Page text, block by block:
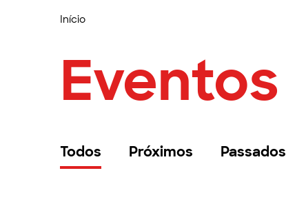
Início
Eventos
Todos Próximos Passados